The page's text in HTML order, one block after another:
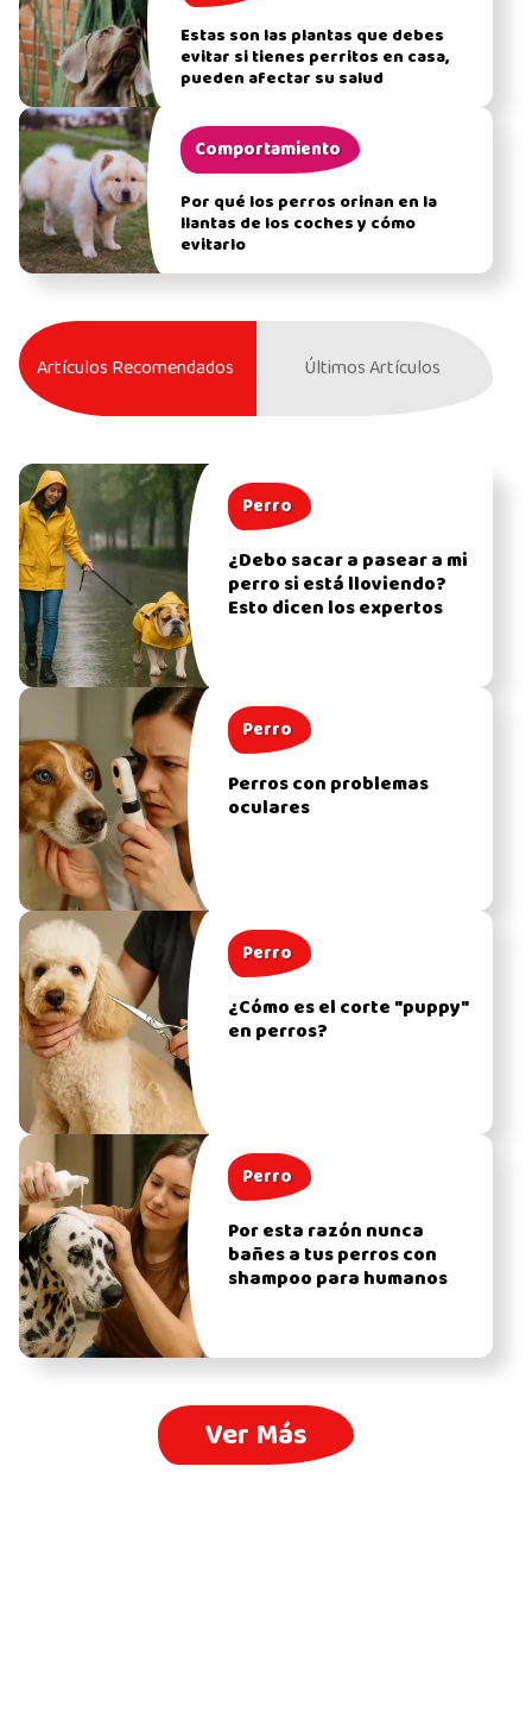
Estas son las plantas que debes
evitar si tienes perritos en casa,
pueden afectar su salud
Comportamiento
Por qué los perros orinan en la
llantas de los coches y cómo
evitarlo
Artículos Recomendados Últimos Artículos
Perro
¿Debo sacar a pasear a mi
perro si está lloviendo?
Esto dicen los expertos
Perro
Perros con problemas
oculares
Perro
¿Cómo es el corte "puppy"
en perros?
Perro
Por esta razón nunca
bañes a tus perros con
shampoo para humanos
Ver Más